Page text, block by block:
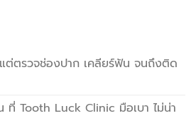
ตรวจช่องปาก เคลียร์ฟัน จนถึงติด
ที่ Tooth Luck Clinic มือเบา ไม่น่า